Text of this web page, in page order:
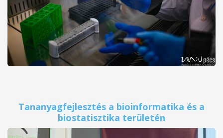
Tananyagfejlesztés a bioinformatika és a
biostatisztika területén